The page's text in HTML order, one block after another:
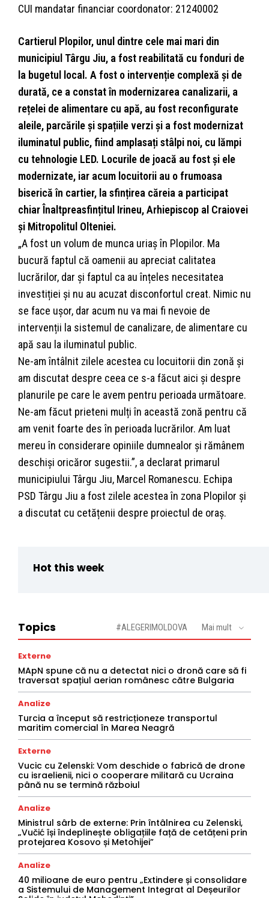
CUI mandatar financiar coordonator: 21240002
Cartierul Plopilor, unul dintre cele mai mari din
municipiul Târgu Jiu, a fost reabilitată cu fonduri de
la bugetul local. A fost o intervenție complexă și de
durată, ce a constat în modernizarea canalizarii, a
rețelei de alimentare cu apă, au fost reconfigurate
aleile, parcările și spațiile verzi și a fost modernizat
iluminatul public, fiind amplasați stâlpi noi, cu lămpi
cu tehnologie LED. Locurile de joacă au fost și ele
modernizate, iar acum locuitorii au o frumoasa
biserică în cartier, la sfințirea căreia a participat
chiar Înaltpreasfințitul Irineu, Arhiepiscop al Craiovei
și Mitropolitul Olteniei.
„A fost un volum de munca uriaș în Plopilor. Ma
bucură faptul că oamenii au apreciat calitatea
lucrărilor, dar și faptul ca au înțeles necesitatea
investiției și nu au acuzat disconfortul creat. Nimic nu
se face ușor, dar acum nu va mai fi nevoie de
intervenții la sistemul de canalizare, de alimentare cu
apă sau la iluminatul public.
Ne-am întâlnit zilele acestea cu locuitorii din zonă și
am discutat despre ceea ce s-a făcut aici și despre
planurile pe care le avem pentru perioada următoare.
Ne-am făcut prieteni mulți în această zonă pentru că
am venit foarte des în perioada lucrărilor. Am luat
mereu în considerare opiniile dumnealor și rămânem
deschiși oricăror sugestii.”, a declarat primarul
municipiului Târgu Jiu, Marcel Romanescu. Echipa
PSD Târgu Jiu a fost zilele acestea în zona Plopilor și
a discutat cu cetățenii despre proiectul de oraș.
Hot this week
Topics #ALEGERIMOLDOVA Mai mult
Externe
MApN spune că nu a detectat nici o dronă care să fi
traversat spațiul aerian românesc către Bulgaria
Analize
Turcia a început să restricționeze transportul
maritim comercial în Marea Neagră
Externe
Vucic cu Zelenski: Vom deschide o fabrică de drone
cu israelienii, nici o cooperare militară cu Ucraina
până nu se termină războiul
Analize
Ministrul sârb de externe: Prin întâlnirea cu Zelenski,
„Vučić își îndeplinește obligațiile față de cetățeni prin
protejarea Kosovo și Metohijei”
Analize
40 milioane de euro pentru „Extindere și consolidare
a Sistemului de Management Integrat al Deșeurilor